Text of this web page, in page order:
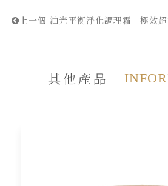
上一個 油光平衡淨化調理霜 極效
其他產品